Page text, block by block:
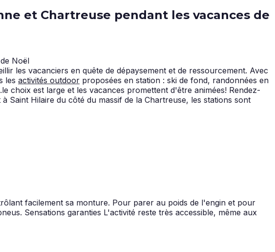
et Chartreuse pendant les vacances de
les vacanciers en quête de dépaysement et de ressourcement. Avec
les activités outdoor proposées en station : ski de fond, randonnées en
choix est large et les vacances promettent d'être animées! Rendez-
Saint Hilaire du côté du massif de la Chartreuse, les stations sont
facilement sa monture. Pour parer au poids de l'engin et pour
Sensations garanties L'activité reste très accessible, même aux